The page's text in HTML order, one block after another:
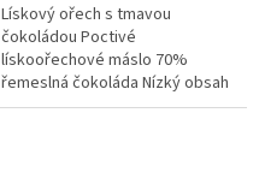
Lískový ořech s tmavou
čokoládou Poctivé
lískoořechové máslo 70%
řemeslná čokoláda Nízký obsah
cukru To nejpoctivější